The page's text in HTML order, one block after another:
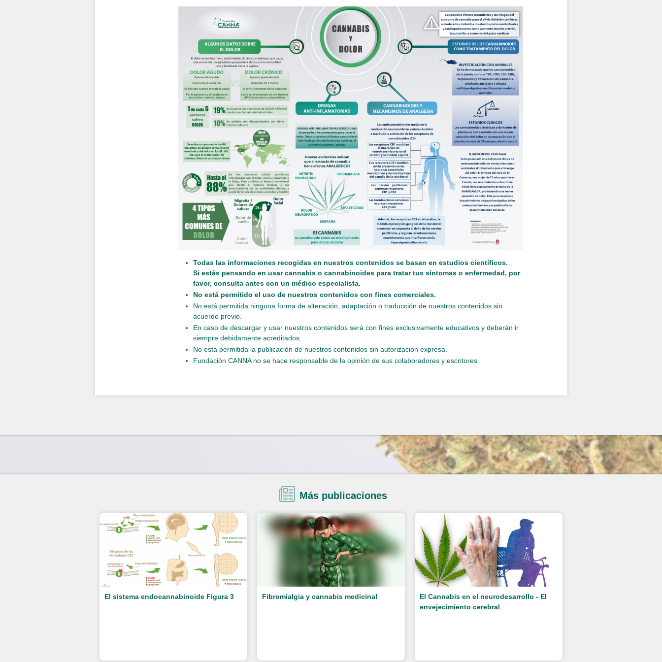
Todas las informaciones recogidas en nuestros contenidos se basan en estudios científicos.
Si estás pensando en usar cannabis o cannabinoides para tratar tus síntomas o enfermedad, por
favor, consulta antes con un médico especialista.
No está permitido el uso de nuestros contenidos con fines comerciales.
No está permitida ninguna forma de alteración, adaptación o traducción de nuestros contenidos sin
acuerdo previo.
En caso de descargar y usar nuestros contenidos será con fines exclusivamente educativos y deberán ir
siempre debidamente acreditados.
No está permitida la publicación de nuestros contenidos sin autorización expresa.
Fundación CANNA no se hace responsable de la opinión de sus colaboradores y escritores.
Más publicaciones
El sistema endocannabinoide Figura 3 Fibromialgia y cannabis medicinal
El Cannabis en el neurodesarrollo - El
envejecimiento cerebral